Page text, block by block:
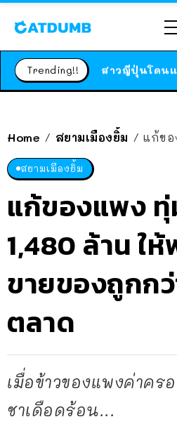
Trending!!
Home / สยามเมืองยิ้ม / แก้ของแพง ทุ่
สยามเมืองยิ้ม
แก้ของแพง
1,480 ล้าน ใ
ขายของถูกก
ตลาด
เมื่อข้าวของแพงค่าคร
ชาเดือดร้อน...